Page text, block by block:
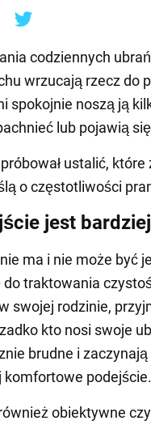
codziennych
wrzucają rzecz do
spokojnie noszą ją
lub pojawią
próbował ustalić,
o częstotliwości
jest
nie ma i nie może być
traktowania
swojej rodzinie,
kto nosi swoje
brudne i
komfortowe podejście.
obiektywne